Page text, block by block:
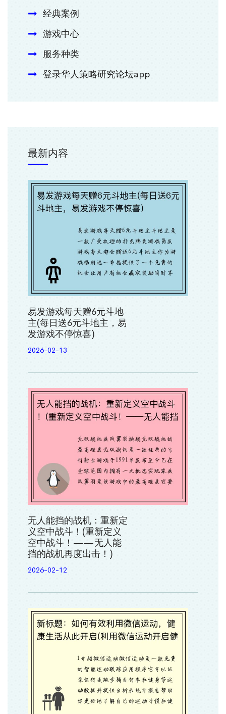
经典案例
游戏中心
服务种类
登录华人策略研究论坛app
最新内容
易发游戏每天赠6元斗地
主(每日送6元斗地主，易
发游戏不停惊喜)
2026-02-13
无人能挡的战机：重新定
义空中战斗！(重新定义
空中战斗！——无人能
挡的战机再度出击！)
2026-02-12